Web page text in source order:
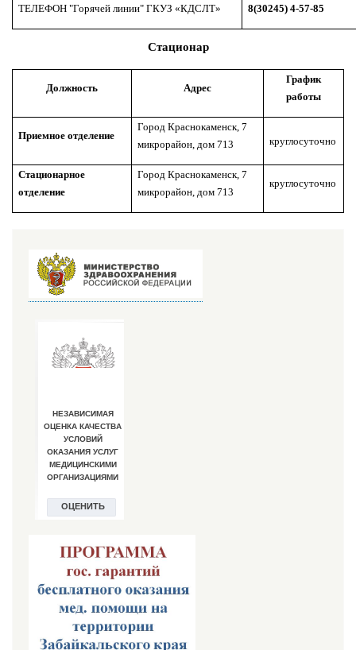
ТЕЛЕФОН "Горячей линии" ГКУЗ «КДСЛТ» 8(30245) 4-57-85
Стационар
Должность Адрес
График
работы
Приемное отделение
Город Краснокаменск, 7
микрорайон, дом 713
круглосуточно
Стационарное
отделение
Город Краснокаменск, 7
микрорайон, дом 713
круглосуточно